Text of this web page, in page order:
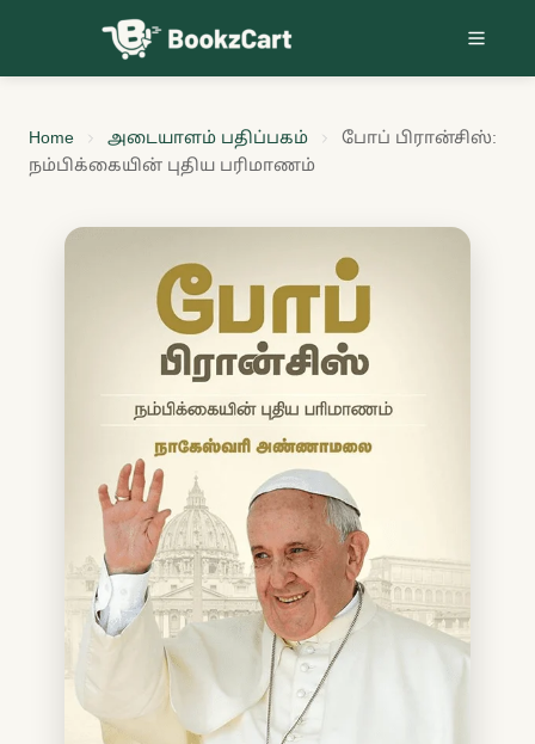
Skip to content
Home அடையாளம் பதிப்பகம்
போப் பிரான்சிஸ்:
நம்பிக்கையின் புதிய பரிமாணம்